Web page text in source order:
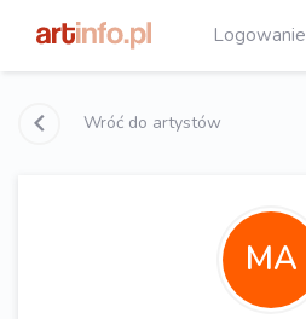
Logowanie
Wróć do artystów
MA